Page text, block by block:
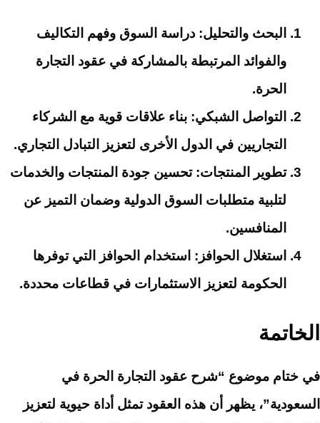
البحث والتحليل: دراسة السوق وفهم التكاليف
والفوائد المرتبطة بالمشاركة في عقود التجارة
الحرة.
التواصل الشبكي: بناء علاقات قوية مع الشركاء
التجاريين في الدول الأخرى لتعزيز التبادل التجاري.
تطوير المنتجات: تحسين جودة المنتجات والخدمات
لتلبية متطلبات السوق الدولية وضمان التميز عن
المنافسين.
استغلال الحوافز : استخدام الحوافز التي توفرها
الحكومة لتعزيز الاستثمارات في قطاعات محددة.
الخاتمة
في ختام موضوع “شرح عقود التجارة الحرة في
السعودية”، يظهر أن هذه العقود تمثل أداة حيوية لتعزيز